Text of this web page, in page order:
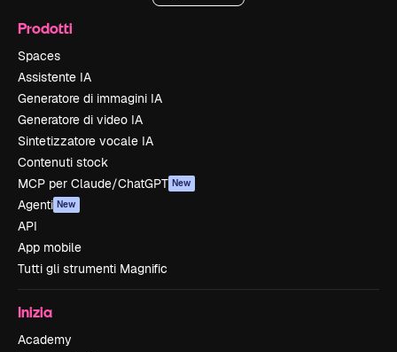
Prodotti
Spaces
Assistente IA
Generatore di immagini IA
Generatore di video IA
Sintetizzatore vocale IA
Contenuti stock
MCP per Claude/ChatGPT New
Agenti New
API
App mobile
Tutti gli strumenti Magnific
Inizia
Academy